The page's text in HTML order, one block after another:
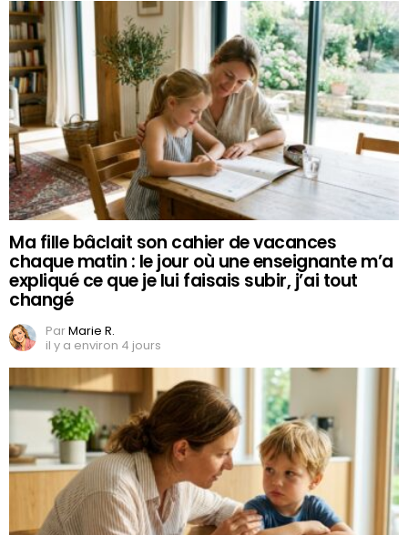
Ma fille bâclait son cahier de vacances
chaque matin : le jour où une enseignante m’a
expliqué ce que je lui faisais subir, j’ai tout
changé
ParMarie R.
il y a environ 4 jours